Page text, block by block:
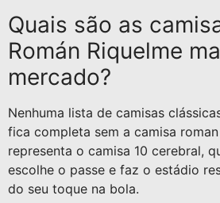
Quais são as
Román Riquelme
mercado?
Nenhuma lista de camisas
fica completa sem a camisa
representa o camisa 10 cerebral,
escolhe o passe e faz o estádio
do seu toque na bola.